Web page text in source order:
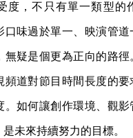
度，不只有單一類型的
口味過於單一、映演管
無疑是個更為正向的路徑
頻道對節目時間長度的
。如何讓創作環境、觀影
未來持續努力的目標。